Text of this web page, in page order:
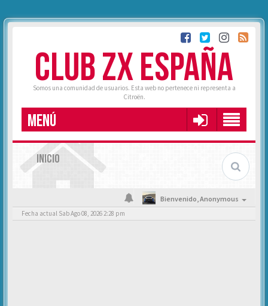
CLUB ZX ESPAÑA
Somos una comunidad de usuarios. Esta web no pertenece ni representa a
Citroën.
MENÚ
INICIO
Bienvenido,Anonymous
Fecha actual Sab Ago 08, 2026 2:28 pm